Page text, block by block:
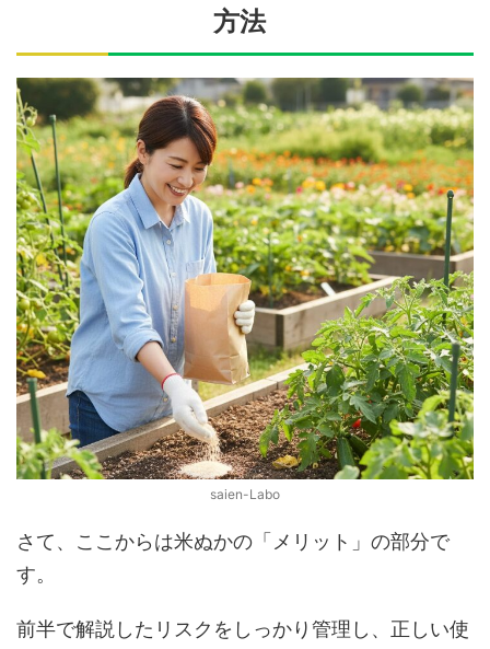
方法
saien-Labo
さて、ここからは米ぬかの「メリット」の部分で
す。
前半で解説したリスクをしっかり管理し、正しい使